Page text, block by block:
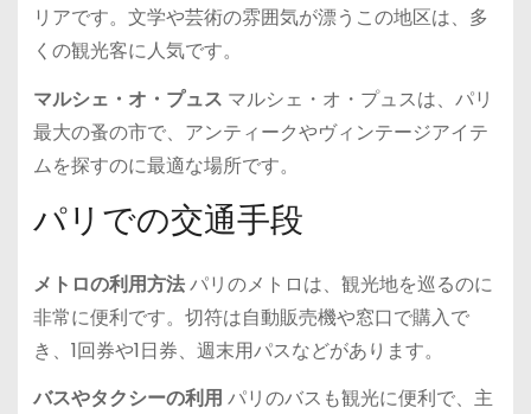
リアです。文学や芸術の雰囲気が漂うこの地区は、多
くの観光客に人気です。
マルシェ・オ・プュス マルシェ・オ・プュスは、パリ
最大の蚤の市で、アンティークやヴィンテージアイテ
ムを探すのに最適な場所です。
パリでの交通手段
メトロの利用方法パリのメトロは、観光地を巡るのに
非常に便利です。切符は自動販売機や窓口で購入で
き、1回券や1日券、週末用パスなどがあります。
バスやタクシーの利用 パリのバスも観光に便利で、主